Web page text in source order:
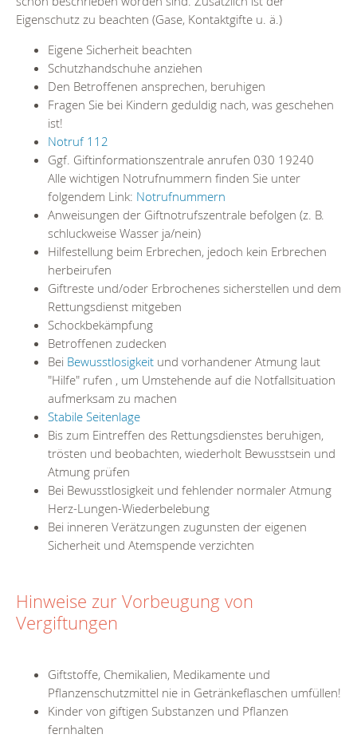
Eigenschutz zu beachten (Gase, Kontaktgifte u. ä.)
Eigene Sicherheit beachten
Schutzhandschuhe anziehen
Den Betroffenen ansprechen, beruhigen
Fragen Sie bei Kindern geduldig nach, was geschehen
ist!
Notruf 112
Ggf. Giftinformationszentrale anrufen 030 19240
Alle wichtigen Notrufnummern finden Sie unter
folgendem Link: Notrufnummern
Anweisungen der Giftnotrufszentrale befolgen (z. B.
schluckweise Wasser ja/nein)
Hilfestellung beim Erbrechen, jedoch kein Erbrechen
herbeirufen
Giftreste und/oder Erbrochenes sicherstellen und dem
Rettungsdienst mitgeben
Schockbekämpfung
Betroffenen zudecken
Bei Bewusstlosigkeit und vorhandener Atmung laut
"Hilfe" rufen , um Umstehende auf die Notfallsituation
aufmerksam zu machen
Stabile Seitenlage
Bis zum Eintreffen des Rettungsdienstes beruhigen,
trösten und beobachten, wiederholt Bewusstsein und
Atmung prüfen
Bei Bewusstlosigkeit und fehlender normaler Atmung
Herz-Lungen-Wiederbelebung
Bei inneren Verätzungen zugunsten der eigenen
Sicherheit und Atemspende verzichten
Hinweise zur Vorbeugung von
Vergiftungen
Giftstoffe, Chemikalien, Medikamente und
Pflanzenschutzmittel nie in Getränkeflaschen umfüllen!
Kinder von giftigen Substanzen und Pflanzen
fernhalten